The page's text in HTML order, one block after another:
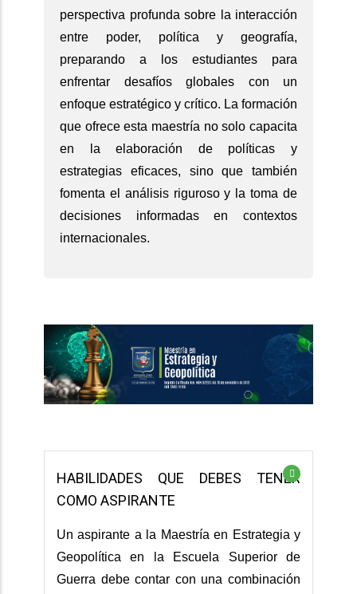
perspectiva profunda sobre la interacción
entre poder, política y geografía,
preparando a los estudiantes para
enfrentar desafíos globales con un
enfoque estratégico y crítico. La formación
que ofrece esta maestría no solo capacita
en la elaboración de políticas y
estrategias eficaces, sino que también
fomenta el análisis riguroso y la toma de
decisiones informadas en contextos
internacionales.
HABILIDADES QUE DEBES TENER
COMO ASPIRANTE
Un aspirante a la Maestría en Estrategia y
Geopolítica en la Escuela Superior de
Guerra debe contar con una combinación